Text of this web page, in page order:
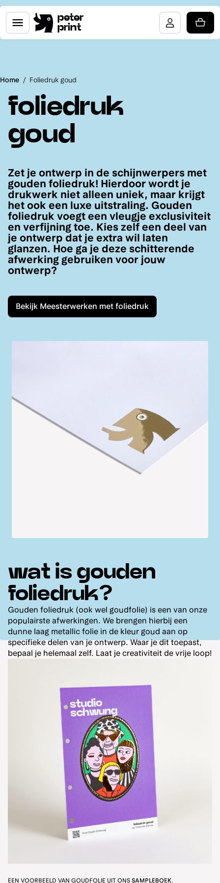
peter
print
Home / Foliedruk goud
foliedruk
goud
Zet je ontwerp in de schijnwerpers met
gouden foliedruk! Hierdoor wordt je
drukwerk niet alleen uniek, maar krijgt
het ook een luxe uitstraling. Gouden
foliedruk voegt een vleugje exclusiviteit
en verfijning toe. Kies zelf een deel van
je ontwerp dat je extra wil laten
glanzen. Hoe ga je deze schitterende
afwerking gebruiken voor jouw
ontwerp?
Bekijk Meesterwerken met foliedruk
wat is gouden
foliedruk?
Gouden foliedruk (ook wel goudfolie) is een van onze
populairste afwerkingen. We brengen hierbij een
dunne laag metallic folie in de kleur goud aan op
specifieke delen van je ontwerp. Waar je dit toepast,
bepaal je helemaal zelf. Laat je creativiteit de vrije loop!
EEN VOORBEELD VAN GOUDFOLIE UIT ONS SAMPLEBOEK.